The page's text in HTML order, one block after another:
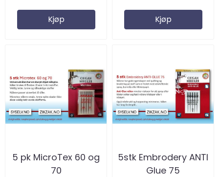
Kjøp Kjøp
5 pk MicroTex 60 og
70
5stk Embrodery ANTI
Glue 75